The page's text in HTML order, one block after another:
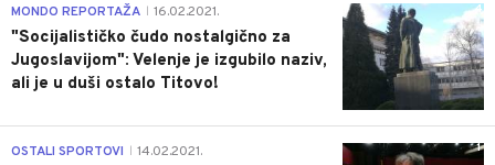
4
MONDO REPORTAŽA 16.02.2021.
"Socijalističko čudo nostalgično za
Jugoslavijom": Velenje je izgubilo naziv,
ali je u duši ostalo Titovo!
1
OSTALI SPORTOVI 14.02.2021.